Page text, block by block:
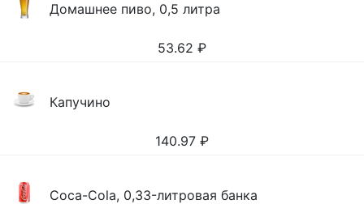
Домашнее пиво, 0,5 литра
53.62 ₽
Капучино
140.97 ₽
Coca-Cola, 0,33-литровая банка